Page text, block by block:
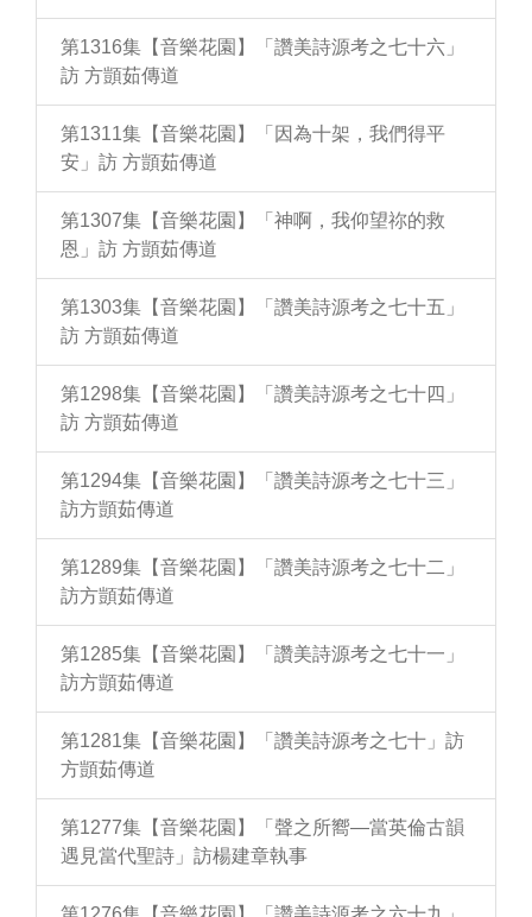
第1316集【音樂花園】「讚美詩源考之七十六」
訪 方顗茹傳道
第1311集【音樂花園】「因為十架，我們得平
安」訪 方顗茹傳道
第1307集【音樂花園】「神啊，我仰望祢的救
恩」訪 方顗茹傳道
第1303集【音樂花園】「讚美詩源考之七十五」
訪 方顗茹傳道
第1298集【音樂花園】「讚美詩源考之七十四」
訪 方顗茹傳道
第1294集【音樂花園】「讚美詩源考之七十三」
訪方顗茹傳道
第1289集【音樂花園】「讚美詩源考之七十二」
訪方顗茹傳道
第1285集【音樂花園】「讚美詩源考之七十一」
訪方顗茹傳道
第1281集【音樂花園】「讚美詩源考之七十」訪
方顗茹傳道
第1277集【音樂花園】「聲之所嚮—當英倫古韻
遇見當代聖詩」訪楊建章執事